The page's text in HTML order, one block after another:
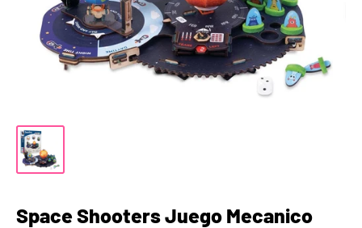
Space Shooters Juego Mecanico